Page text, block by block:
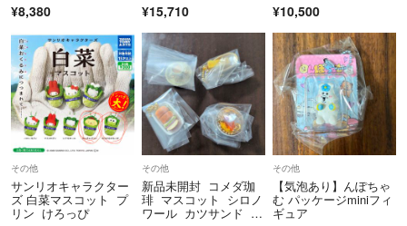
¥8,380 ¥15,710 ¥10,500
その他
サンリオキャラクター
ズ 白菜マスコット プ
リン けろっぴ
その他
新品未開封 コメダ珈
琲 マスコット シロノ
ワール カツサンド モ
その他
【気泡あり】んぽちゃ
む パッケージminiフィ
ギュア